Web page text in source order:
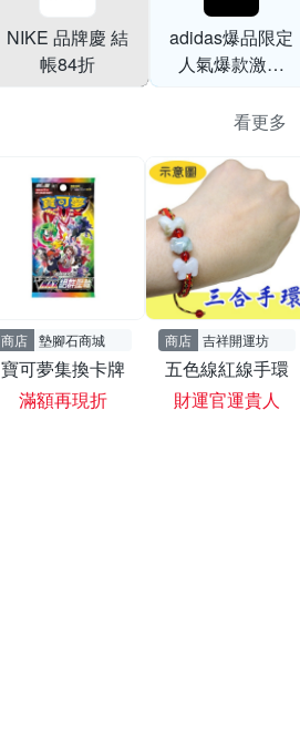
NIKE 品牌慶 結
帳84折
adidas爆品限定
人氣爆款激降
看更多
商店 墊腳石商城
寶可夢集換卡牌
滿額再現折
商店 吉祥開運坊
五色線紅線手環
財運官運貴人